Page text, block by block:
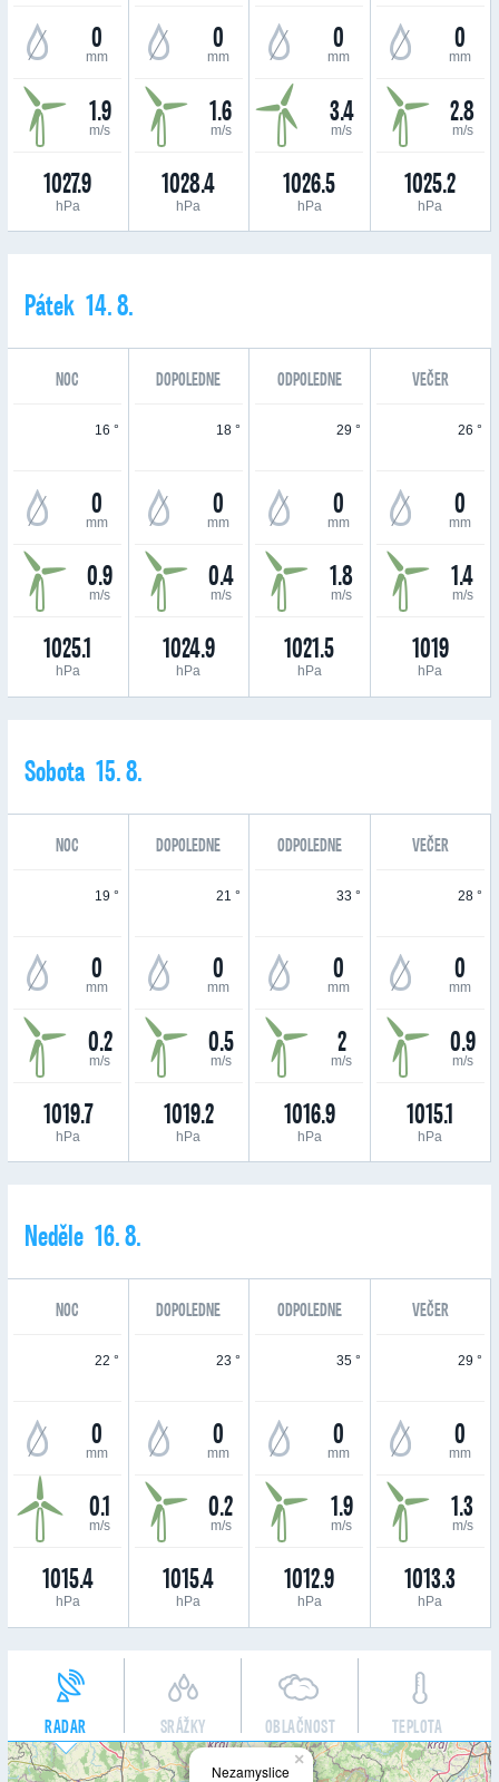
0
mm
1.9
m/s
1027.9
hPa
0
mm
1.6
m/s
1028.4
hPa
0
mm
3.4
m/s
1026.5
hPa
0
mm
2.8
m/s
1025.2
hPa
Pátek 14. 8.
NOC DOPOLEDNE ODPOLEDNE VEČER
16 °
0
mm
0.9
m/s
1025.1
hPa
18 °
0
mm
0.4
m/s
1024.9
hPa
29 °
0
mm
1.8
m/s
1021.5
hPa
26 °
0
mm
1.4
m/s
1019
hPa
Sobota 15. 8.
NOC DOPOLEDNE ODPOLEDNE VEČER
19 °
0
mm
0.2
m/s
1019.7
hPa
21 °
0
mm
0.5
m/s
1019.2
hPa
33 °
0
mm
2
m/s
1016.9
hPa
28 °
0
mm
0.9
m/s
1015.1
hPa
Neděle 16. 8.
NOC DOPOLEDNE ODPOLEDNE VEČER
22 °
0
mm
0.1
m/s
1015.4
hPa
23 °
0
mm
0.2
m/s
1015.4
hPa
35 °
0
mm
1.9
m/s
1012.9
hPa
29 °
0
mm
1.3
m/s
1013.3
hPa
RADAR SRÁŽKY OBLAČNOST TEPLOTA
×
Nezamyslice